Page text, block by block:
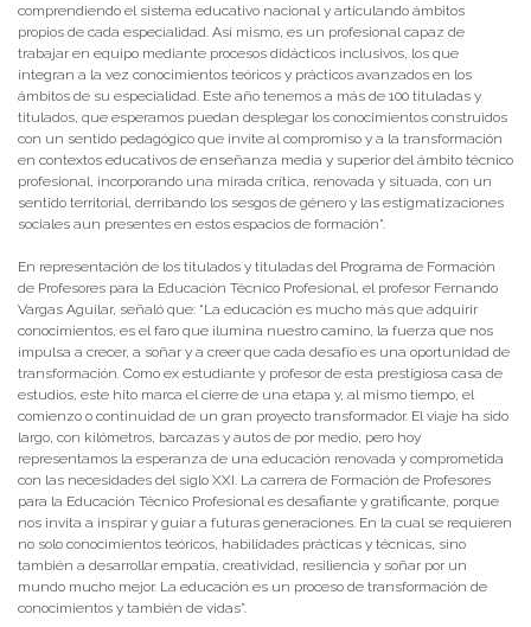
comprendiendo el sistema educativo nacional y articulando ámbitos
propios de cada especialidad. Así mismo, es un profesional capaz de
trabajar en equipo mediante procesos didácticos inclusivos, los que
integran a la vez conocimientos teóricos y prácticos avanzados en los
ámbitos de su especialidad. Este año tenemos a más de 100 tituladas y
titulados, que esperamos puedan desplegar los conocimientos construidos
con un sentido pedagógico que invite al compromiso y a la transformación
en contextos educativos de enseñanza media y superior del ámbito técnico
profesional, incorporando una mirada crítica, renovada y situada, con un
sentido territorial, derribando los sesgos de género y las estigmatizaciones
sociales aun presentes en estos espacios de formación”.
En representación de los titulados y tituladas del Programa de Formación
de Profesores para la Educación Técnico Profesional, el profesor Fernando
Vargas Aguilar, señaló que: “La educación es mucho más que adquirir
conocimientos, es el faro que ilumina nuestro camino, la fuerza que nos
impulsa a crecer, a soñar y a creer que cada desafío es una oportunidad de
transformación. Como ex estudiante y profesor de esta prestigiosa casa de
estudios, este hito marca el cierre de una etapa y, al mismo tiempo, el
comienzo o continuidad de un gran proyecto transformador. El viaje ha sido
largo, con kilómetros, barcazas y autos de por medio, pero hoy
representamos la esperanza de una educación renovada y comprometida
con las necesidades del siglo XXI. La carrera de Formación de Profesores
para la Educación Técnico Profesional es desafiante y gratificante, porque
nos invita a inspirar y guiar a futuras generaciones. En la cual se requieren
no solo conocimientos teóricos, habilidades prácticas y técnicas, sino
también a desarrollar empatía, creatividad, resiliencia y soñar por un
mundo mucho mejor. La educación es un proceso de transformación de
conocimientos y también de vidas”.